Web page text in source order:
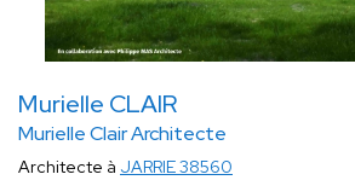
Murielle CLAIR
Murielle Clair Architecte
Architecte à JARRIE 38560